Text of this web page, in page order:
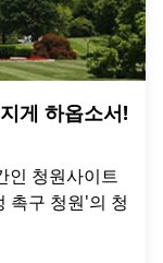
게 하옵소서!
인 청원사이트
촉구 청원'의 청